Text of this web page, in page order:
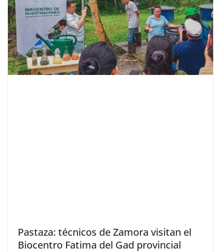
Pastaza: técnicos de Zamora visitan el
Biocentro Fatima del Gad provincial